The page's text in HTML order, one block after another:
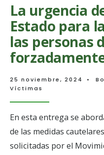
mujeres
buscadoras
teníamos
razón
La urgencia
Estado para
las personas
25 noviembre, 2024 •
Víctimas
En esta entrega se
de las medidas
solicitadas por el